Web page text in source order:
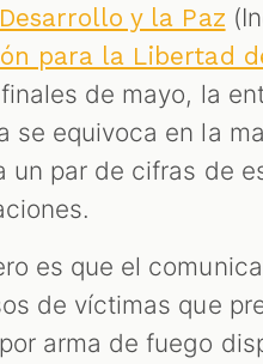
y la Paz
para la Libertad
finales de mayo, la
se equivoca en la
un par de cifras de
es que el
de víctimas que
arma de fuego